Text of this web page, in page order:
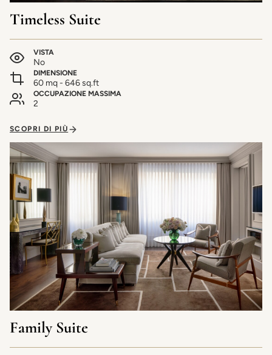
Timeless Suite
VISTA
No
DIMENSIONE
60 mq - 646 sq.ft
OCCUPAZIONE MASSIMA
2
SCOPRI DI PIÙ
Family Suite